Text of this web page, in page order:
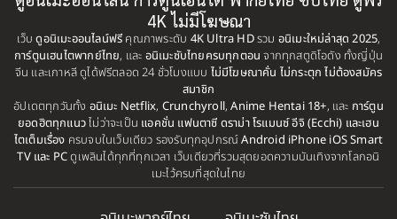
BBC(1)
Big tits (นมใหญ่)(19)
Biography
Bitch (ผู้หญิงร่าน)(1)
Blackmail (ข่มขู่) (1)
1995
1993
1992
1991
1990
1989
1988
1987
4K ไม่มีโฆษณา
เว็บดูอนิเมะออนไลน์ฟรี คุณภาพระดับ 4K Ultra HDรวม อนิเมะใหม่ล่าสุด 2025,
การ์ตูนเฮนไตพากย์ไทย, และ อนิเมะซับไทยครบทุกตอน จากทุกสตูดิโอดัง ทั้งญี่ปุ่น
จีน และเกาหลี ดูได้ฟรีตลอด 24 ชั่วโมงแบบ ไม่มีโฆษณาคั่น ไม่กระตุก ไม่ต้องสมัคร
สมาชิก
อัปเดตทุกวันทั้ง อนิเมะ Netflix, Crunchyroll,Anime Hentai 18+, และ การ์ตูน
ยอดฮิตทุกแนวไม่ว่าจะเป็น แอคชั่น แฟนตาซี ดราม่า โรแมนซ์ อีจิ (Ecchi) และเฮน
ไตเต็มเรื่อง ครบจบในเว็บเดียว รองรับทุกอุปกรณ์Android iPhone iOS Smart
TV และ PCดูเพลินได้ทุกที่ทุกเวลา เว็บเดียวที่รวมสุดยอดความบันเทิงจากโลกอนิ
เมะไว้ครบที่สุดในไทย